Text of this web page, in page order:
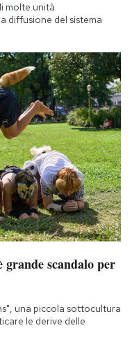
molte unità
diffusione del sistema
grande scandalo per
una piccola sottocultura
le derive delle